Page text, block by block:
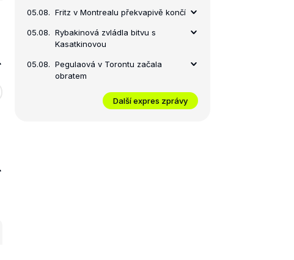
05.08. Fritz v Montrealu překvapivě končí
05.08. Rybakinová zvládla bitvu s
Kasatkinovou
05.08. Pegulaová v Torontu začala
obratem
Další expres zprávy